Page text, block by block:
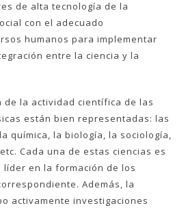
de alta tecnología de la
con el adecuado
humanos para implementar
entre la ciencia y la
la actividad científica de las
están bien representadas: las
química, la biología, la sociología,
Cada una de estas ciencias es
líder en la formación de los
Además, la
activamente investigaciones